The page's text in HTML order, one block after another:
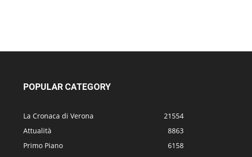
POPULAR CATEGORY
La Cronaca di Verona
21554
Attualità
8863
Primo Piano
6158